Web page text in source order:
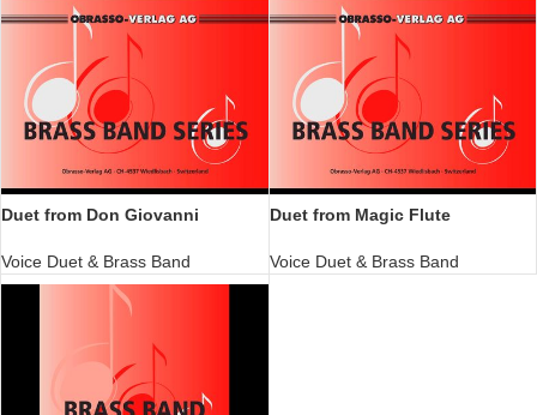
Duet from Don Giovanni
Voice Duet & Brass Band
Duet from Magic Flute
Voice Duet & Brass Band